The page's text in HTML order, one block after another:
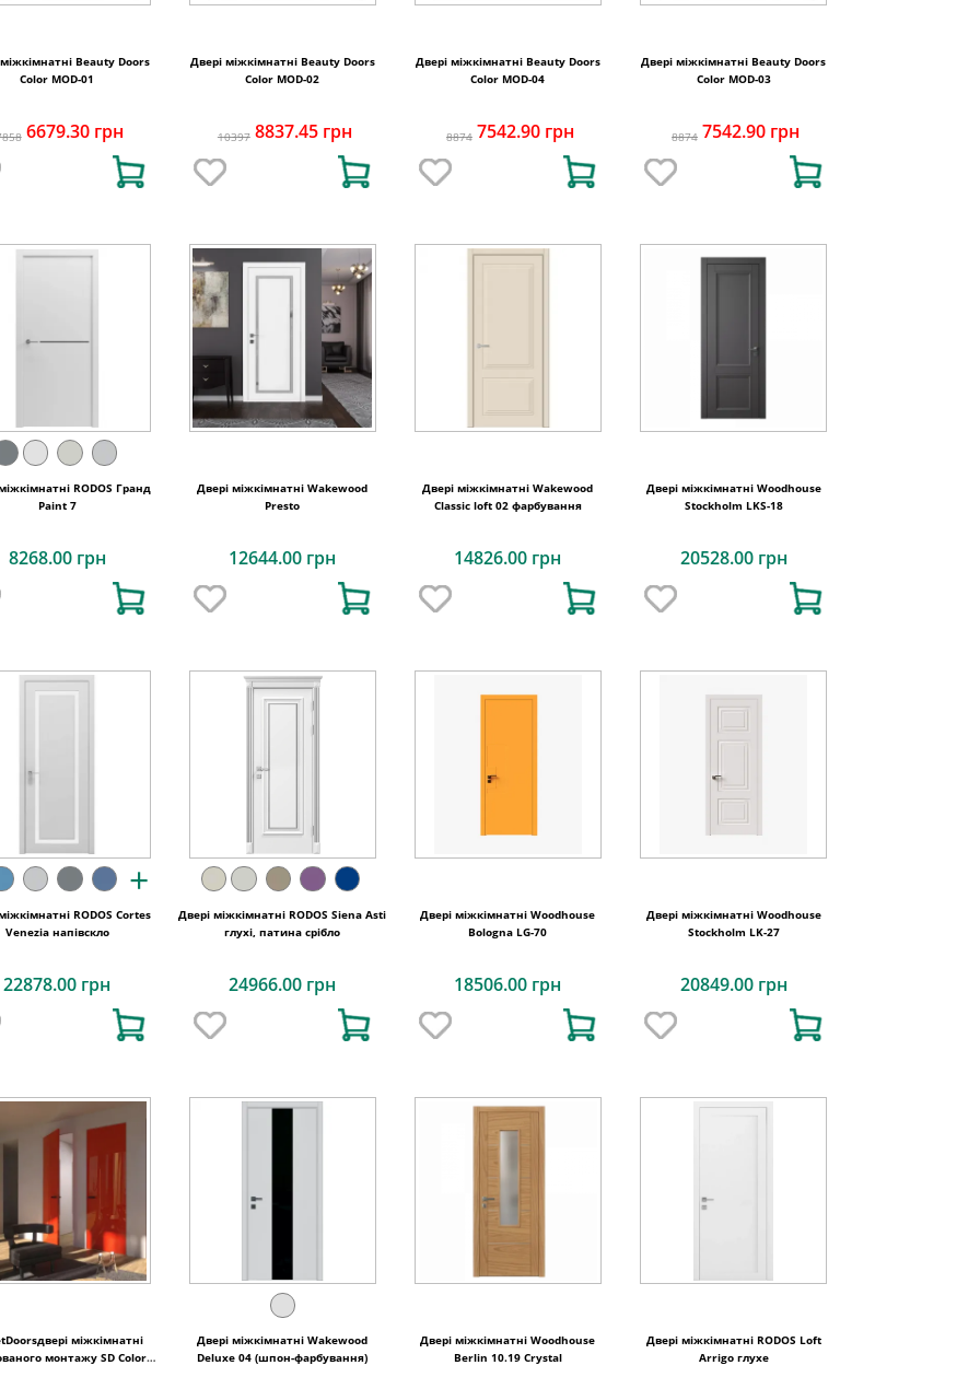
Beauty Doors
Color MOD-01
6679.30 грн
Двері міжкімнатні Beauty Doors
Color MOD-02
10397 8837.45 грн
Двері міжкімнатні Beauty Doors
Color MOD-04
8874 7542.90 грн
Двері міжкімнатні Beauty Doors
Color MOD-03
8874 7542.90 грн
RODOS Гранд
Paint 7
8268.00 грн
Двері міжкімнатні Wakewood
Presto
12644.00 грн
Двері міжкімнатні Wakewood
Classic loft 02 фарбування
14826.00 грн
Двері міжкімнатні Woodhouse
Stockholm LKS-18
20528.00 грн
+
RODOS Cortes
Venezia напівскло
22878.00 грн
Двері міжкімнатні RODOS Siena Asti
глухі, патина срібло
24966.00 грн
Двері міжкімнатні Woodhouse
Bologna LG-70
18506.00 грн
Двері міжкімнатні Woodhouse
Stockholm LK-27
20849.00 грн
міжкімнатні
монтажу SD Color
Двері міжкімнатні Wakewood
Deluxe 04 (шпон-фарбування)
Двері міжкімнатні Woodhouse
Berlin 10.19 Crystal
Двері міжкімнатні RODOS Loft
Arrigo глухе